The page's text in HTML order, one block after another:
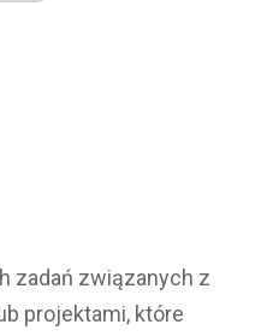
zadań związanych z
projektami, które